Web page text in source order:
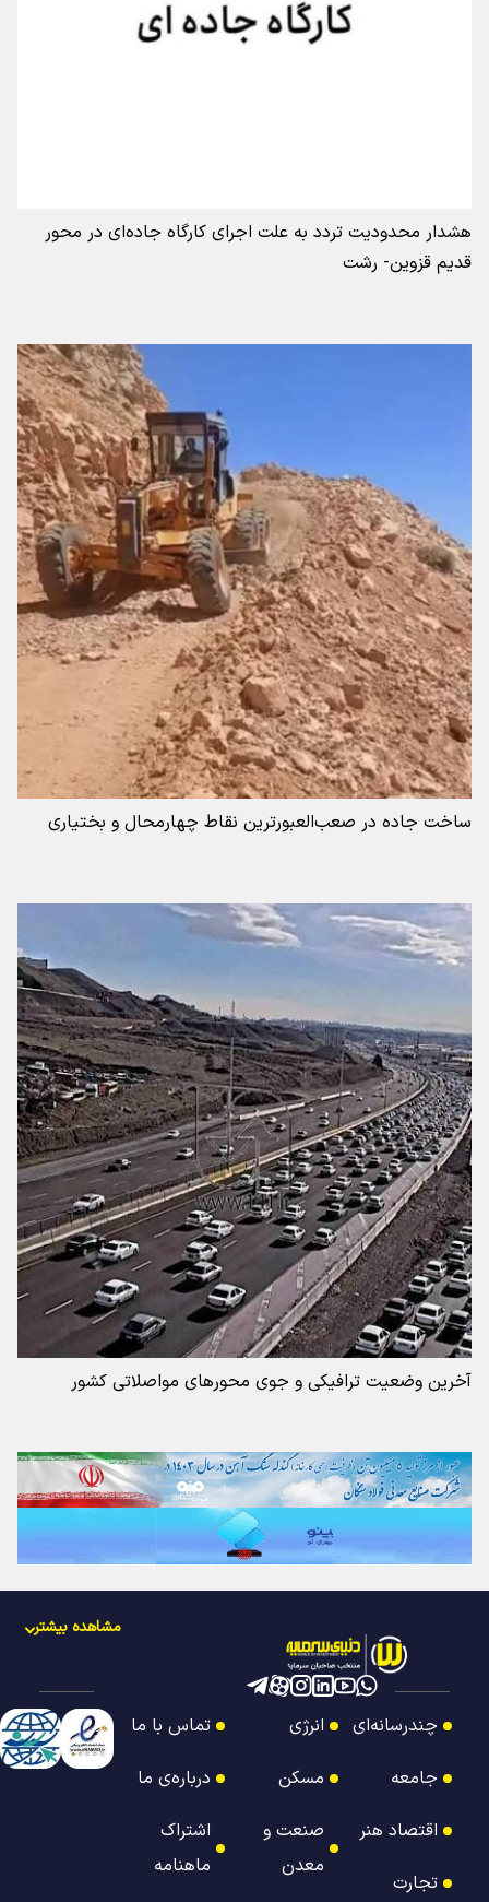
هشدار محدودیت تردد به علت اجرای کارگاه جاده‌ای در محور
قدیم قزوین- رشت ‌
ساخت جاده در صعب‌العبورترین نقاط چهارمحال و بختیاری
آخرین وضعیت ترافیکی و جوی محورهای مواصلاتی کشور
مشاهده بیشتر
چندرسانه‌ای
جامعه
اقتصاد هنر
تجارت
انرژی
مسکن
صنعت و
معدن
تماس با ما
درباره‌ی ما
اشتراک
ماهنامه